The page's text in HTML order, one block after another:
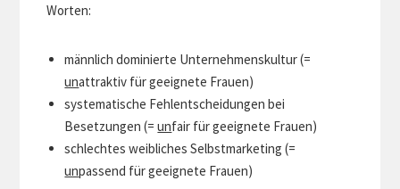
Worten:
männlich dominierte Unternehmenskultur (=
unattraktiv für geeignete Frauen)
systematische Fehlentscheidungen bei
Besetzungen (=unfair für geeignete Frauen)
schlechtes weibliches Selbstmarketing (=
unpassend für geeignete Frauen)